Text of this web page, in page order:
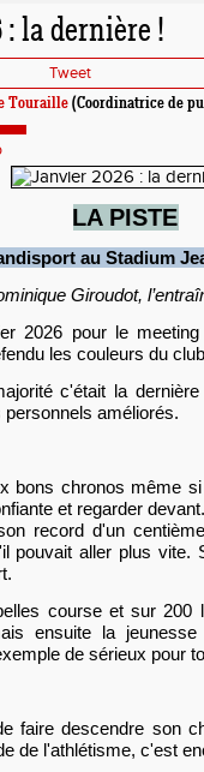
la dernière !
Tweet
Touraille (Coordinatrice de
LA PISTE
au Stadium
Giroudot,
2026 pour le
les couleurs du
c'était la
améliorés.
bons chronos même
et regarder devant.
record d'un
pouvait aller plus vite.
course et sur 200
ensuite la
de sérieux pour
faire descendre son
de l'athlétisme, c'est